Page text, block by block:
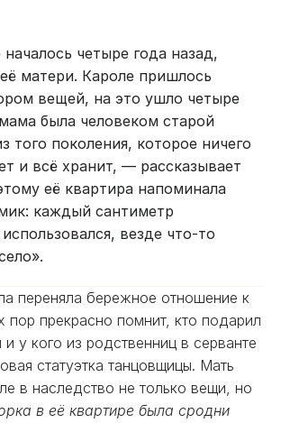
четыре года назад,
матери. Кароле пришлось
вещей, на это ушло четыре
была человеком старой
поколения, которое ничего
и всё хранит, — рассказывает
её квартира напоминала
каждый сантиметр
везде что-то
переняла бережное отношение к
прекрасно помнит, кто подарил
у кого из родственниц в серванте
статуэтка танцовщицы. Мать
в наследство не только вещи, но
в её квартире была сродни